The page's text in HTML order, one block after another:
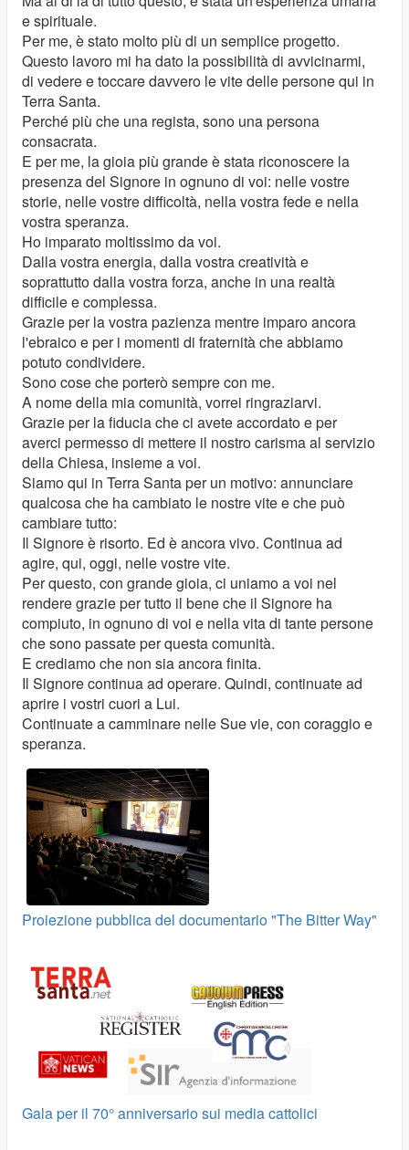
e spirituale.
Per me, è stato molto più di un semplice progetto.
Questo lavoro mi ha dato la possibilità di avvicinarmi,
di vedere e toccare davvero le vite delle persone qui in
Terra Santa.
Perché più che una regista, sono una persona
consacrata.
E per me, la gioia più grande è stata riconoscere la
presenza del Signore in ognuno di voi: nelle vostre
storie, nelle vostre difficoltà, nella vostra fede e nella
vostra speranza.
Ho imparato moltissimo da voi.
Dalla vostra energia, dalla vostra creatività e
soprattutto dalla vostra forza, anche in una realtà
difficile e complessa.
Grazie per la vostra pazienza mentre imparo ancora
l'ebraico e per i momenti di fraternità che abbiamo
potuto condividere.
Sono cose che porterò sempre con me.
A nome della mia comunità, vorrei ringraziarvi.
Grazie per la fiducia che ci avete accordato e per
averci permesso di mettere il nostro carisma al servizio
della Chiesa, insieme a voi.
Siamo qui in Terra Santa per un motivo: annunciare
qualcosa che ha cambiato le nostre vite e che può
cambiare tutto:
Il Signore è risorto. Ed è ancora vivo. Continua ad
agire, qui, oggi, nelle vostre vite.
Per questo, con grande gioia, ci uniamo a voi nel
rendere grazie per tutto il bene che il Signore ha
compiuto, in ognuno di voi e nella vita di tante persone
che sono passate per questa comunità.
E crediamo che non sia ancora finita.
Il Signore continua ad operare. Quindi, continuate ad
aprire i vostri cuori a Lui.
Continuate a camminare nelle Sue vie, con coraggio e
speranza.
Proiezione pubblica del documentario "The Bitter Way"
Gala per il 70° anniversario sui media cattolici